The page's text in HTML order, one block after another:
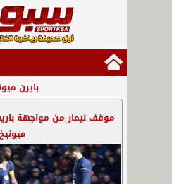
بايرن
موقف نيمار من مواجهة
ميونيخ